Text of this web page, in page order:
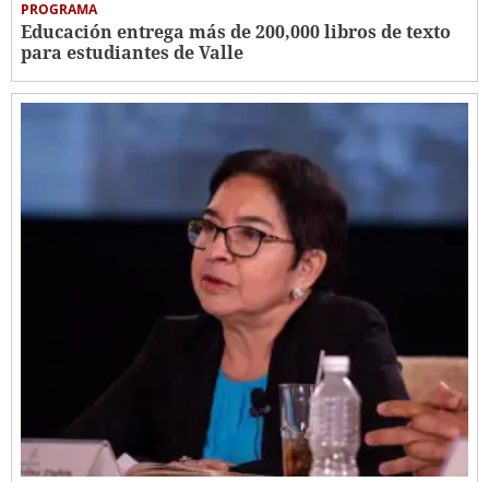
PROGRAMA
Educación entrega más de 200,000 libros de texto
para estudiantes de Valle